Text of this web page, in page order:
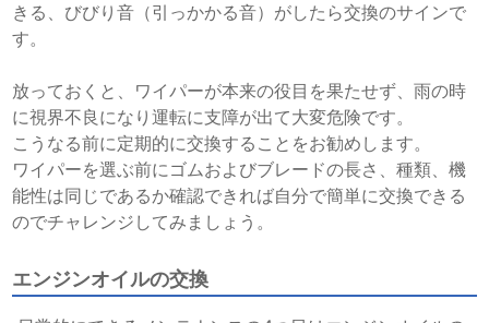
きる、びびり音（引っかかる音）がしたら交換のサインで
す。
放っておくと、ワイパーが本来の役目を果たせず、雨の時
に視界不良になり運転に支障が出て大変危険です。
こうなる前に定期的に交換することをお勧めします。
ワイパーを選ぶ前にゴムおよびブレードの長さ、種類、機
能性は同じであるか確認できれば自分で簡単に交換できる
のでチャレンジしてみましょう。
エンジンオイルの交換